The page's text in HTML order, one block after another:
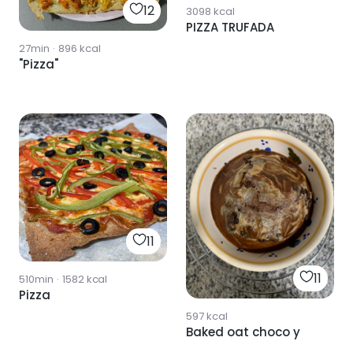
12
27min · 896 kcal
"Pizza"
3098 kcal
PIZZA TRUFADA
11
510min · 1582kcal
Pizza
11
597kcal
Baked oat choco y